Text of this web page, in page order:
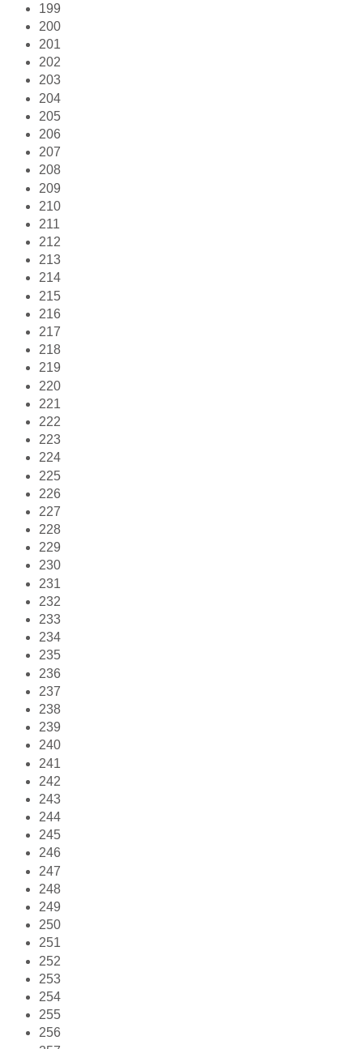
199
200
201
202
203
204
205
206
207
208
209
210
211
212
213
214
215
216
217
218
219
220
221
222
223
224
225
226
227
228
229
230
231
232
233
234
235
236
237
238
239
240
241
242
243
244
245
246
247
248
249
250
251
252
253
254
255
256